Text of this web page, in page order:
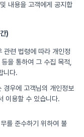
내용을 고객에게 공지합
)
관련 법령에 따라 개인정
을 통하여 그 수집 목적,
니다.
우에 고객님의 개인정보
이용할 수 있습니다.
를 준수하기 위하여 불